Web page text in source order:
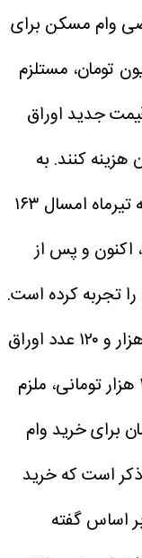
وام مسکن برای
تسهیلات با سقف ۹۶۰ میلیون تومان، مستلزم
با قیمت جدید اوراق
به
بیان دیگر، هزینه دریافت وام مسکن که تیرماه امسال ۱۶۳
اکنون و پس از
مجردهای تهرانی نیز که ملزم به خرید هزار و ۱۲۰ عدد اوراق
تسه هستند، با مبنا قراردادن اوراق ۱۳۱ هزار تومانی، ملزم
و ۸۳۲ هزار تومان برای خرید وام
است که خرید
اساس گفته